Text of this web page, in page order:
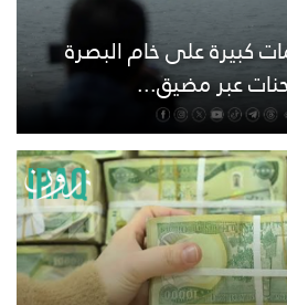
كبيرة على خام البصرة
عبر مضيق...